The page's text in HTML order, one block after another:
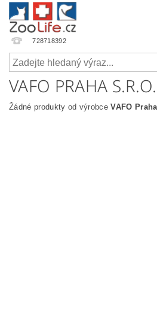
728718392
VAFO PRAHA S.R.O.
Žádné produkty od výrobceVAFO